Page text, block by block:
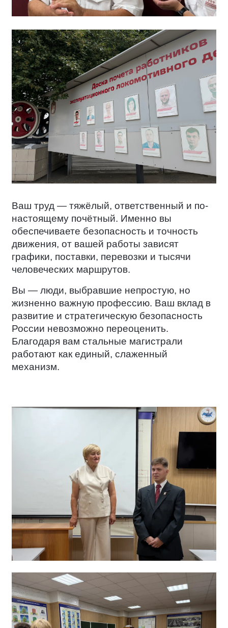
Ваш труд — тяжёлый, ответственный и по-
настоящему почётный. Именно вы
обеспечиваете безопасность и точность
движения, от вашей работы зависят
графики, поставки, перевозки и тысячи
человеческих маршрутов.
Вы — люди, выбравшие непростую, но
жизненно важную профессию. Ваш вклад в
развитие и стратегическую безопасность
России невозможно переоценить.
Благодаря вам стальные магистрали
работают как единый, слаженный
механизм.